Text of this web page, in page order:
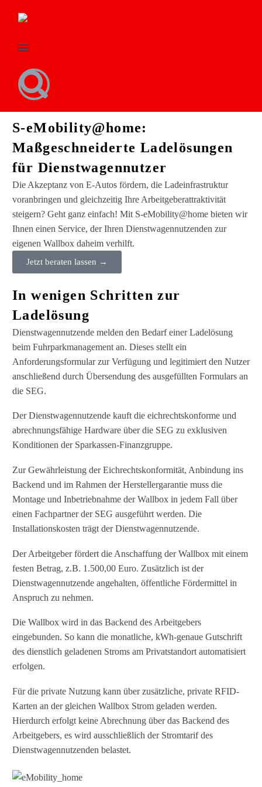
S-eMobility@home:
Maßgeschneiderte Ladelösungen
für Dienstwagennutzer
Die Akzeptanz von E-Autos fördern, die Ladeinfrastruktur
voranbringen und gleichzeitig Ihre Arbeitgeberattraktivität
steigern? Geht ganz einfach! Mit S-eMobility@home bieten wir
Ihnen einen Service, der Ihren Dienstwagennutzenden zur
eigenen Wallbox daheim verhilft.
Jetzt beraten lassen →
In wenigen Schritten zur
Ladelösung
Dienstwagennutzende melden den Bedarf einer Ladelösung
beim Fuhrparkmanagement an. Dieses stellt ein
Anforderungsformular zur Verfügung und legitimiert den Nutzer
anschließend durch Übersendung des ausgefüllten Formulars an
die SEG.
Der Dienstwagennutzende kauft die eichrechtskonforme und
abrechnungsfähige Hardware über die SEG zu exklusiven
Konditionen der Sparkassen-Finanzgruppe.
Zur Gewährleistung der Eichrechtskonformität, Anbindung ins
Backend und im Rahmen der Herstellergarantie muss die
Montage und Inbetriebnahme der Wallbox in jedem Fall über
einen Fachpartner der SEG ausgeführt werden. Die
Installationskosten trägt der Dienstwagennutzende.
Der Arbeitgeber fördert die Anschaffung der Wallbox mit einem
festen Betrag, z.B. 1.500,00 Euro. Zusätzlich ist der
Dienstwagennutzende angehalten, öffentliche Fördermittel in
Anspruch zu nehmen.
Die Wallbox wird in das Backend des Arbeitgebers
eingebunden. So kann die monatliche, kWh-genaue Gutschrift
des dienstlich geladenen Stroms am Privatstandort automatisiert
erfolgen.
Für die private Nutzung kann über zusätzliche, private RFID-
Karten an der gleichen Wallbox Strom geladen werden.
Hierdurch erfolgt keine Abrechnung über das Backend des
Arbeitgebers, es wird ausschließlich der Stromtarif des
Dienstwagennutzenden belastet.